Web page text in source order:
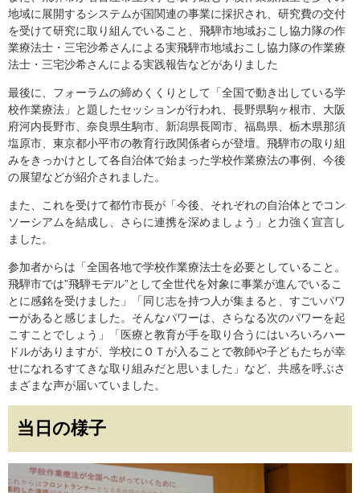
地域に展開するシステムが国関連の事業に採択され、研究費の交付
を受けて研究に取り組んでいること、飛騨市地域おこし協力隊の作
業療法士・三宅沙希さんによる実飛騨市地域おこし協力隊の作業療
法士・三宅沙希さんによる実践報告などがありました
最後に、フォーラムの締めくくりとして「全国で動き出している学
校作業療法」と題したセッションが行われ、長野県駒ヶ根市、大阪
府河内長野市、奈良県生駒市、新潟県長岡市、福島県、栃木県那須
塩原市、東京都小平市の教育行政関係者らが登壇。飛騨市の取り組
みをきっかけとして各自治体で始まった学校作業療法の事例、今後
の展望などが紹介されました。
また、これを受けて都竹市長が「今後、それぞれの自治体とでコン
ソーシアムを結成し、さらに連携を深めましょう」と力強く宣言し
ました。
参加者からは「全国各地で学校作業療法士を必要としていること。
飛騨市では”飛騨モデル”として全世代を対象に事業が進んでいるこ
とに感銘を受けました」「同じ志を持つ人が集まると、すごいパワ
ーがあると感じました。そんなパワーは、さらなる次のパワーを起
こすことでしょう」「医療と教育が手を取り合うにはいろいろハー
ドルがありますが、学校にＯＴが入ることで教師や子どもたちが幸
せになれるすてきな取り組みだと思いました」など、共感を呼ぶさ
まざまな声が届いていました。
当日の様子